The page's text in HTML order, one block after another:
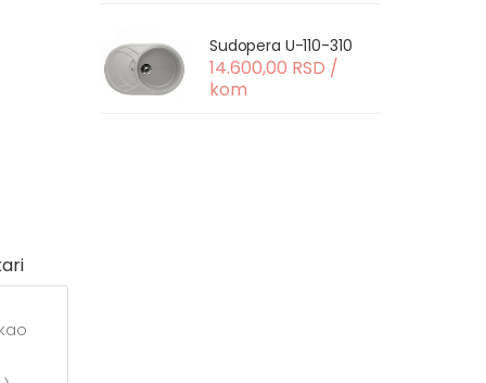
Sudopera U-110-310
14.600,00 RSD /
kom